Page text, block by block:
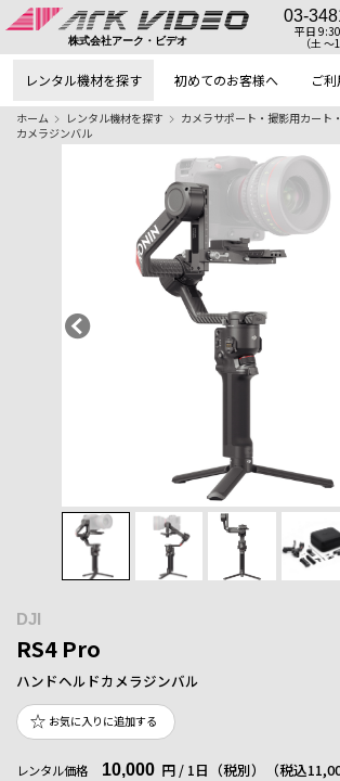
株式会社アーク・ビデオ
03-
平日
（土 〜
レンタル機材を探す 初めてのお客様へ ご
ホーム レンタル機材を探す
カメラサポート・撮影用カート
カメラジンバル
DJI
RS4 Pro
ハンドヘルドカメラジンバル
お気に入りに追加する
レンタル価格 10,000 円 / 1日（税別） （税込